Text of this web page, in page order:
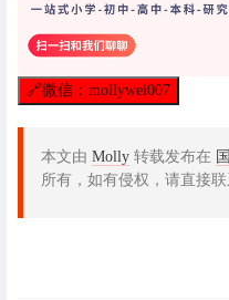
🔗微信：mollywei007
本文由 Molly 转载发布在
所有，如有侵权，请直接联